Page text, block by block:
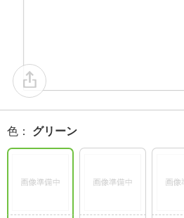
色 ： グリーン